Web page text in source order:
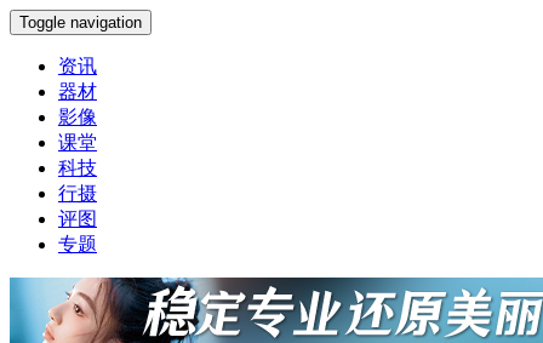
Toggle navigation
资讯
器材
影像
课堂
科技
行摄
评图
专题